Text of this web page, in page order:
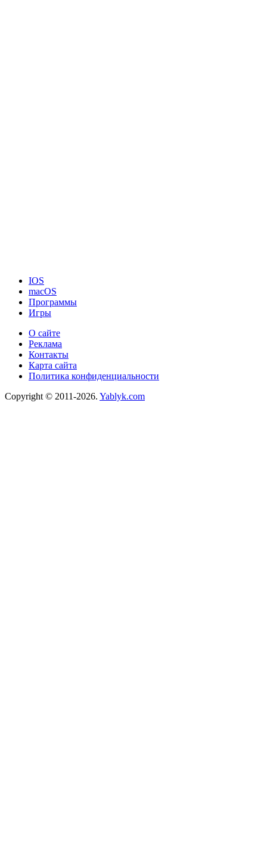
IOS
macOS
Программы
Игры
О сайте
Реклама
Контакты
Карта сайта
Политика конфиденциальности
Copyright © 2011-2026. Yablyk.сom